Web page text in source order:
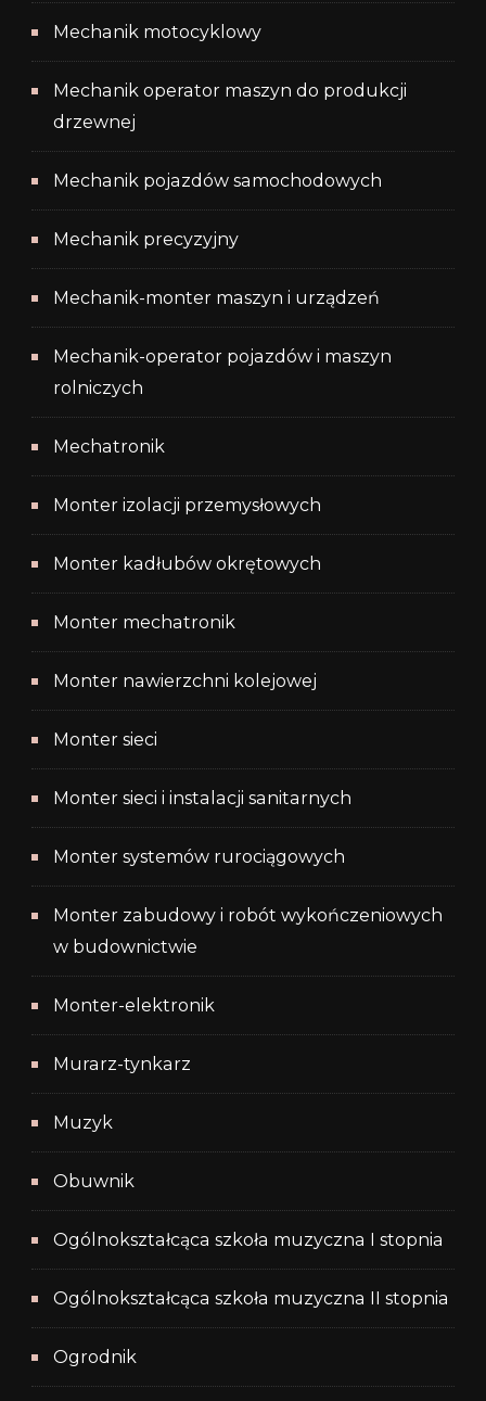
Mechanik motocyklowy
Mechanik operator maszyn do produkcji
drzewnej
Mechanik pojazdów samochodowych
Mechanik precyzyjny
Mechanik-monter maszyn i urządzeń
Mechanik-operator pojazdów i maszyn
rolniczych
Mechatronik
Monter izolacji przemysłowych
Monter kadłubów okrętowych
Monter mechatronik
Monter nawierzchni kolejowej
Monter sieci
Monter sieci i instalacji sanitarnych
Monter systemów rurociągowych
Monter zabudowy i robót wykończeniowych
w budownictwie
Monter-elektronik
Murarz-tynkarz
Muzyk
Obuwnik
Ogólnokształcąca szkoła muzyczna I stopnia
Ogólnokształcąca szkoła muzyczna II stopnia
Ogrodnik